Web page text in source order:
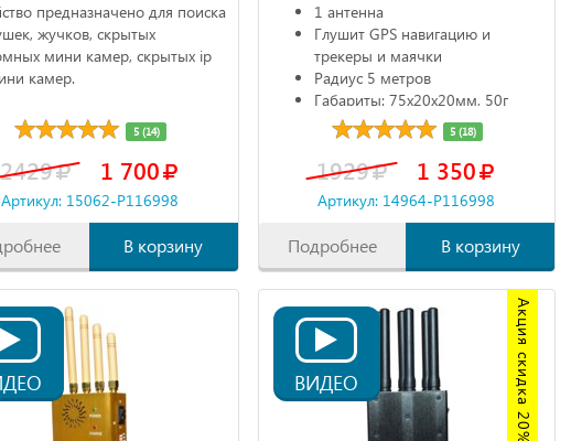
предназначено для поиска
жучков, скрытых
мини камер, скрытых ip
камер.
5 (14)
2429 1 700
Артикул: 15062-P116998
В корзину
1 антенна
Глушит GPS навигацию и
трекеры и маячки
Радиус 5 метров
Габариты: 75х20х20мм, 50г
5 (18)
1929 1 350
Артикул: 14964-P116998
Подробнее В корзину
Акция скидка 20%
ВИДЕО